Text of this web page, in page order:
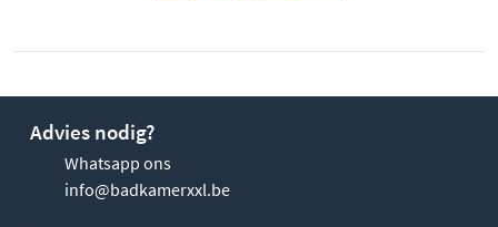
Advies nodig?
Whatsapp ons
info@badkamerxxl.be